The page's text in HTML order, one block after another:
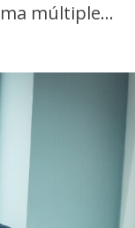
múltiple…